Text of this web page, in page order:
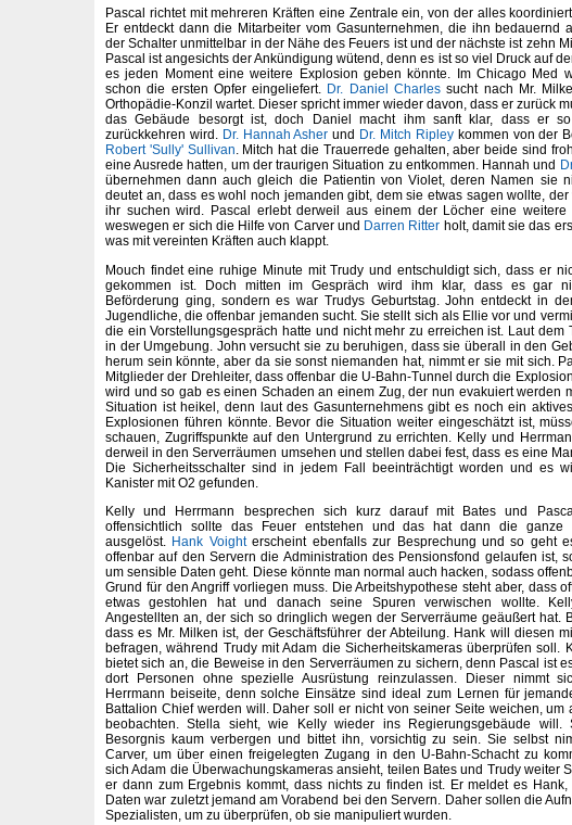
Pascal richtet mit mehreren Kräften eine Zentrale ein, von der alles
Er entdeckt dann die Mitarbeiter vom Gasunternehmen, die ihn bedauernd
der Schalter unmittelbar in der Nähe des Feuers ist und der nächste ist zehn
Pascal ist angesichts der Ankündigung wütend, denn es ist so viel Druck auf
es jeden Moment eine weitere Explosion geben könnte. Im Chicago Med
schon die ersten Opfer eingeliefert. Dr. Daniel Charles sucht nach Mr.
Orthopädie-Konzil wartet. Dieser spricht immer wieder davon, dass er zurück
das Gebäude besorgt ist, doch Daniel macht ihm sanft klar, dass er
zurückkehren wird. Dr. Hannah Asher und Dr. Mitch Ripleykommen von der
Robert 'Sully' Sullivan. Mitch hat die Trauerrede gehalten, aber beide sind
eine Ausrede hatten, um der traurigen Situation zu entkommen. Hannah und
übernehmen dann auch gleich die Patientin von Violet, deren Namen sie
deutet an, dass es wohl noch jemanden gibt, dem sie etwas sagen wollte,
ihr suchen wird. Pascal erlebt derweil aus einem der Löcher eine weitere
weswegen er sich die Hilfe von Carver und Darren Ritter holt, damit sie das
was mit vereinten Kräften auch klappt.
Mouch findet eine ruhige Minute mit Trudy und entschuldigt sich, dass er
gekommen ist. Doch mitten im Gespräch wird ihm klar, dass es gar
Beförderung ging, sondern es war Trudys Geburtstag. John entdeckt in
Jugendliche, die offenbar jemanden sucht. Sie stellt sich als Ellie vor und
die ein Vorstellungsgespräch hatte und nicht mehr zu erreichen ist. Laut dem
in der Umgebung. John versucht sie zu beruhigen, dass sie überall in den
herum sein könnte, aber da sie sonst niemanden hat, nimmt er sie mit sich.
Mitglieder der Drehleiter, dass offenbar die U-Bahn-Tunnel durch die
wird und so gab es einen Schaden an einem Zug, der nun evakuiert werden
Situation ist heikel, denn laut des Gasunternehmens gibt es noch ein
Explosionen führen könnte. Bevor die Situation weiter eingeschätzt ist,
schauen, Zugriffspunkte auf den Untergrund zu errichten. Kelly und
derweil in den Serverräumen umsehen und stellen dabei fest, dass es eine
Die Sicherheitsschalter sind in jedem Fall beeinträchtigt worden und es
Kanister mit O2 gefunden.
Kelly und Herrmann besprechen sich kurz darauf mit Bates und
offensichtlich sollte das Feuer entstehen und das hat dann die ganze
ausgelöst. Hank Voighterscheint ebenfalls zur Besprechung und so geht
offenbar auf den Servern die Administration des Pensionsfond gelaufen ist,
um sensible Daten geht. Diese könnte man normal auch hacken, sodass
Grund für den Angriff vorliegen muss. Die Arbeitshypothese steht aber, dass
etwas gestohlen hat und danach seine Spuren verwischen wollte.
Angestellten an, der sich so dringlich wegen der Serverräume geäußert hat.
dass es Mr. Milken ist, der Geschäftsführer der Abteilung. Hank will diesen
befragen, während Trudy mit Adam die Sicherheitskameras überprüfen soll.
bietet sich an, die Beweise in den Serverräumen zu sichern, denn Pascal ist
dort Personen ohne spezielle Ausrüstung reinzulassen. Dieser nimmt
Herrmann beiseite, denn solche Einsätze sind ideal zum Lernen für
Battalion Chief werden will. Daher soll er nicht von seiner Seite weichen, um
beobachten. Stella sieht, wie Kelly wieder ins Regierungsgebäude will.
Besorgnis kaum verbergen und bittet ihn, vorsichtig zu sein. Sie selbst
Carver, um über einen freigelegten Zugang in den U-Bahn-Schacht zu
sich Adam die Überwachungskameras ansieht, teilen Bates und Trudy weiter
er dann zum Ergebnis kommt, dass nichts zu finden ist. Er meldet es
Daten war zuletzt jemand am Vorabend bei den Servern. Daher sollen die
Spezialisten, um zu überprüfen, ob sie manipuliert wurden.